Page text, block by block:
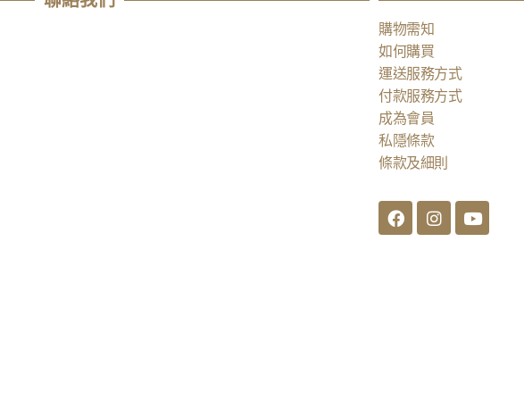
購物需知
如何購買
運送服務方式
付款服務方式
成為會員
私隱條款
條款及細則